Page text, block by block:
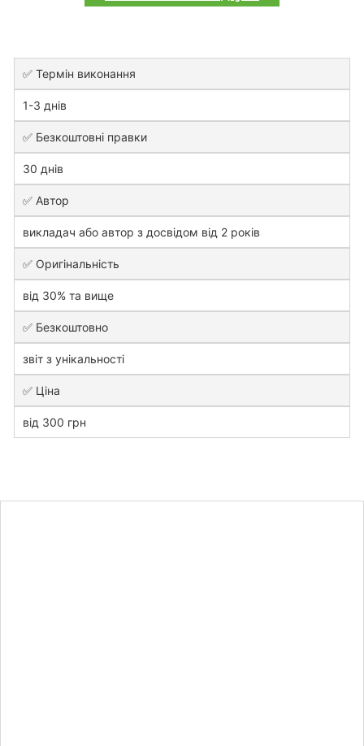
✅ Термін виконання
1-3 днів
✅ Безкоштовні правки
30 днів
✅ Автор
викладач або автор з досвідом від 2 років
✅ Оригінальність
від 30% та вище
✅ Безкоштовно
звіт з унікальності
✅ Ціна
від 300 грн